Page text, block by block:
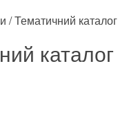
/ Тематичний каталог
каталог